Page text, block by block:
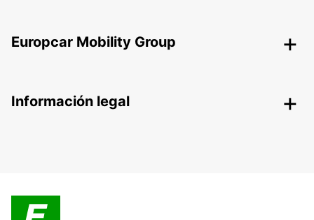
Europcar Mobility Group
Información legal